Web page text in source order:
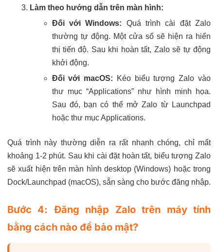
Làm theo hướng dẫn trên màn hình:
Đối với Windows: Quá trình cài đặt Zalo
thường tự động. Một cửa sổ sẽ hiện ra hiển
thị tiến độ. Sau khi hoàn tất, Zalo sẽ tự động
khởi động.
Đối với macOS: Kéo biểu tượng Zalo vào
thư mục “Applications” như hình minh họa.
Sau đó, bạn có thể mở Zalo từ Launchpad
hoặc thư mục Applications.
Quá trình này thường diễn ra rất nhanh chóng, chỉ mất
khoảng 1-2 phút. Sau khi cài đặt hoàn tất, biểu tượng Zalo
sẽ xuất hiện trên màn hình desktop (Windows) hoặc trong
Dock/Launchpad (macOS), sẵn sàng cho bước đăng nhập.
Bước 4: Đăng nhập Zalo trên máy tính
bằng cách nào để bảo mật?